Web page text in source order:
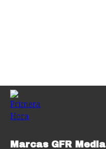
Marcas GFR Media